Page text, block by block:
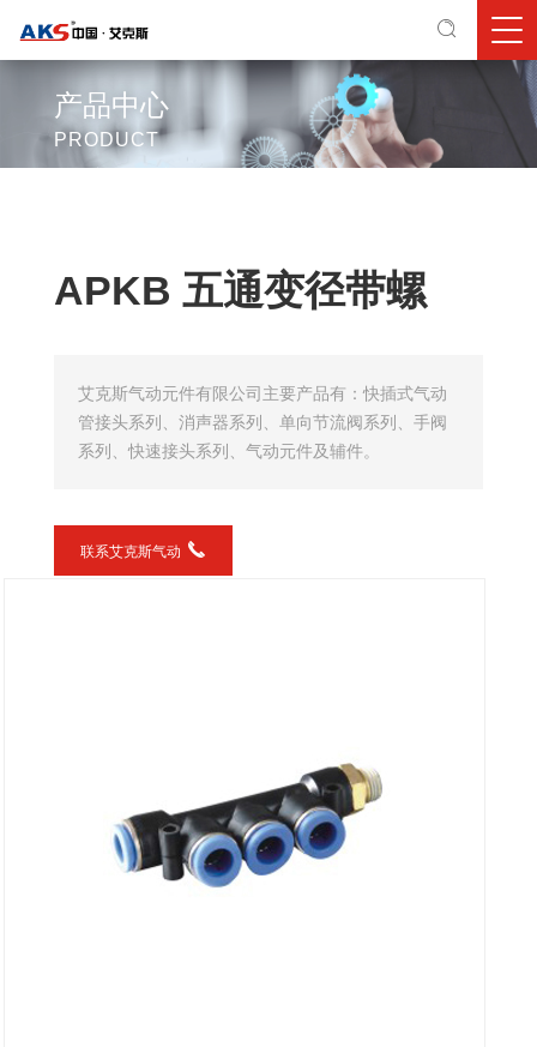
产品中心
PRODUCT
APKB 五通变径带螺
艾克斯气动元件有限公司主要产品有：快插式气动
管接头系列、消声器系列、单向节流阀系列、手阀
系列、快速接头系列、气动元件及辅件。
联系艾克斯气动